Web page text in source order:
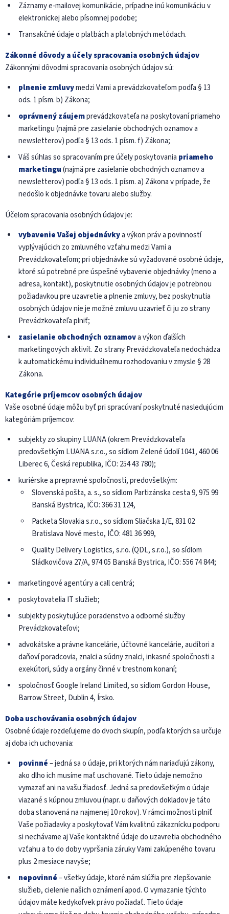
Záznamy e-mailovej komunikácie, prípadne inú komunikáciu v
elektronickej alebo písomnej podobe;
Transakčné údaje o platbách a platobných metódach.
Zákonné dôvody a účely spracovania osobných údajov
Zákonnými dôvodmi spracovania osobných údajov sú:
plnenie zmluvymedzi Vami a prevádzkovateľom podľa § 13
ods. 1 písm. b) Zákona;
oprávnený záujemprevádzkovateľa na poskytovaní priameho
marketingu (najmä pre zasielanie obchodných oznamov a
newsletterov) podľa § 13 ods. 1 písm. f) Zákona;
Váš súhlas so spracovaním pre účely poskytovania priameho
marketingu(najmä pre zasielanie obchodných oznamov a
newsletterov) podľa § 13 ods. 1 písm. a) Zákona v prípade, že
nedošlo k objednávke tovaru alebo služby.
Účelom spracovania osobných údajov je:
vybavenie Vašej objednávkya výkon práv a povinností
vyplývajúcich zo zmluvného vzťahu medzi Vami a
Prevádzkovateľom; pri objednávke sú vyžadované osobné údaje,
ktoré sú potrebné pre úspešné vybavenie objednávky (meno a
adresa, kontakt), poskytnutie osobných údajov je potrebnou
požiadavkou pre uzavretie a plnenie zmluvy, bez poskytnutia
osobných údajov nie je možné zmluvu uzavrieť či ju zo strany
Prevádzkovateľa plniť;
zasielanie obchodných oznamova výkon ďalších
marketingových aktivít. Zo strany Prevádzkovateľa nedochádza
k automatickému individuálnemu rozhodovaniu v zmysle § 28
Zákona.
Kategórie príjemcov osobných údajov
Vaše osobné údaje môžu byť pri spracúvaní poskytnuté nasledujúcim
kategóriám príjemcov:
subjekty zo skupiny LUANA (okrem Prevádzkovateľa
predovšetkým LUANA s.r.o., so sídlom Zelené údolí 1041, 460 06
Liberec 6, Česká republika, IČO: 254 43 780);
kuriérske a prepravné spoločnosti, predovšetkým:
Slovenská pošta, a. s., so sídlom Partizánska cesta 9, 975 99
Banská Bystrica, IČO: 366 31 124,
Packeta Slovakia s.r.o., so sídlom Sliačska 1/E, 831 02
Bratislava Nové mesto, IČO: 481 36 999,
Quality Delivery Logistics, s.r.o. (QDL, s.r.o.), so sídlom
Sládkovičova 27/A, 974 05 Banská Bystrica, IČO: 556 74 844;
marketingové agentúry a call centrá;
poskytovatelia IT služieb;
subjekty poskytujúce poradenstvo a odborné služby
Prevádzkovateľovi;
advokátske a právne kancelárie, účtovné kancelárie, audítori a
daňoví poradcovia, znalci a súdny znalci, inkasné spoločnosti a
exekútori, súdy a orgány činné v trestnom konaní;
spoločnosť Google Ireland Limited, so sídlom Gordon House,
Barrow Street, Dublin 4, Írsko.
Doba uschovávania osobných údajov
Osobné údaje rozdeľujeme do dvoch skupín, podľa ktorých sa určuje
aj doba ich uchovania:
povinné– jedná sa o údaje, pri ktorých nám nariaďujú zákony,
ako dlho ich musíme mať uschované. Tieto údaje nemožno
vymazať ani na vašu žiadosť. Jedná sa predovšetkým o údaje
viazané s kúpnou zmluvou (napr. u daňových dokladov je táto
doba stanovená na najmenej 10 rokov). V rámci možnosti plniť
Vaše požiadavky a poskytovať Vám kvalitnú zákaznícku podporu
si nechávame aj Vaše kontaktné údaje do uzavretia obchodného
vzťahu a to do doby vypršania záruky Vami zakúpeného tovaru
plus 2 mesiace navyše;
nepovinné– všetky údaje, ktoré nám slúžia pre zlepšovanie
služieb, cielenie našich oznámení apod. O vymazanie týchto
údajov máte kedykoľvek právo požiadať. Tieto údaje